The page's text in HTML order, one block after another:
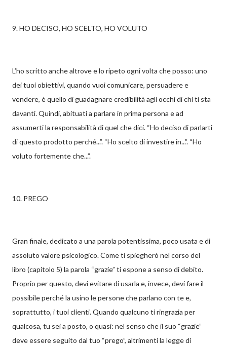
9. HO DECISO, HO SCELTO, HO VOLUTO
L’ho scritto anche altrove e lo ripeto ogni volta che posso: uno
dei tuoi obiettivi, quando vuoi comunicare, persuadere e
vendere, è quello di guadagnare credibilità agli occhi di chi ti sta
davanti. Quindi, abituati a parlare in prima persona e ad
assumerti la responsabilità di quel che dici. “Ho deciso di parlarti
di questo prodotto perché...”. “Ho scelto di investire in...”. “Ho
voluto fortemente che...”.
10. PREGO
Gran finale, dedicato a una parola potentissima, poco usata e di
assoluto valore psicologico. Come ti spiegherò nel corso del
libro (capitolo 5) la parola “grazie” ti espone a senso di debito.
Proprio per questo, devi evitare di usarla e, invece, devi fare il
possibile perché la usino le persone che parlano con te e,
soprattutto, i tuoi clienti. Quando qualcuno ti ringrazia per
qualcosa, tu sei a posto, o quasi: nel senso che il suo “grazie”
deve essere seguito dal tuo “prego”, altrimenti la legge di